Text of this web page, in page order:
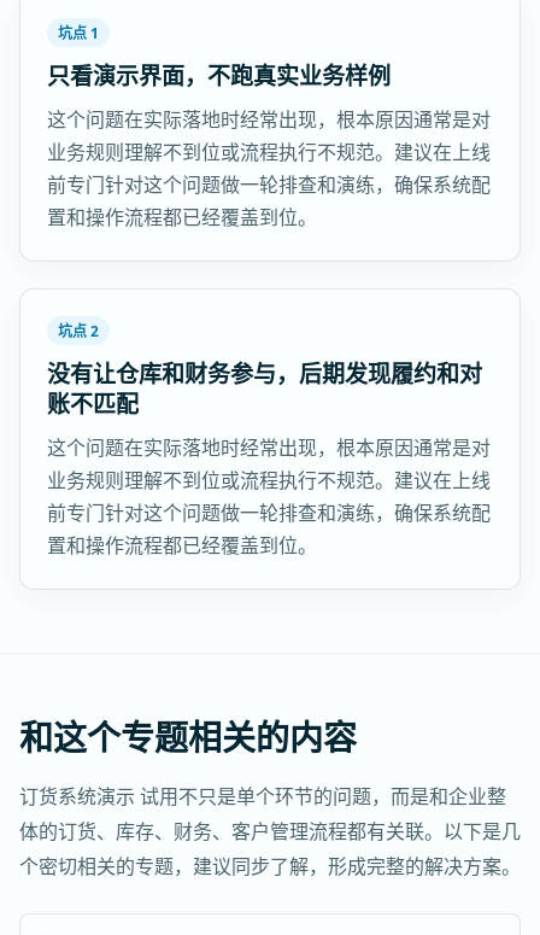
坑点 1
只看演示界面，不跑真实业务样例
这个问题在实际落地时经常出现，根本原因通常是对
业务规则理解不到位或流程执行不规范。建议在上线
前专门针对这个问题做一轮排查和演练，确保系统配
置和操作流程都已经覆盖到位。
坑点 2
没有让仓库和财务参与，后期发现履约和对
账不匹配
这个问题在实际落地时经常出现，根本原因通常是对
业务规则理解不到位或流程执行不规范。建议在上线
前专门针对这个问题做一轮排查和演练，确保系统配
置和操作流程都已经覆盖到位。
和这个专题相关的内容
订货系统演示 试用不只是单个环节的问题，而是和企业整
体的订货、库存、财务、客户管理流程都有关联。以下是几
个密切相关的专题，建议同步了解，形成完整的解决方案。